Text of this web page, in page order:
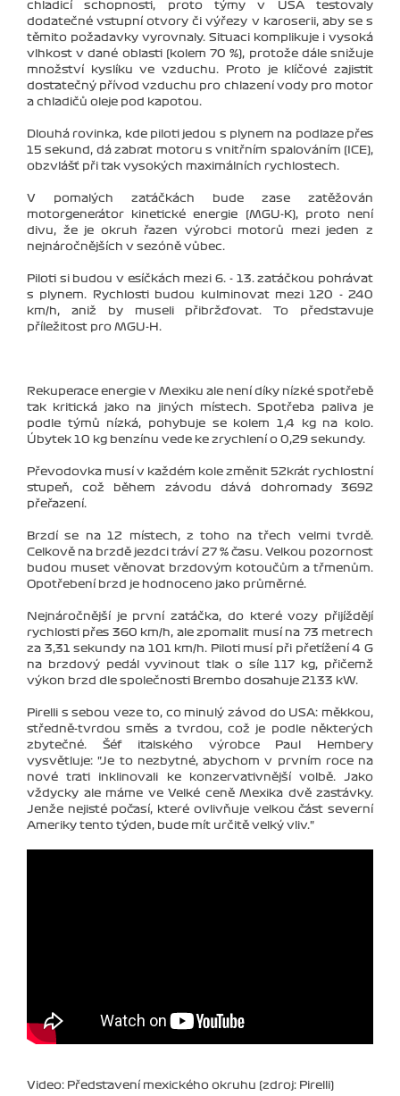
chladicí schopnosti, proto týmy v USA testovaly
dodatečné vstupní otvory či výřezy v karoserii, aby se s
těmito požadavky vyrovnaly. Situaci komplikuje i vysoká
vlhkost v dané oblasti (kolem 70 %), protože dále snižuje
množství kyslíku ve vzduchu. Proto je klíčové zajistit
dostatečný přívod vzduchu pro chlazení vody pro motor
a chladičů oleje pod kapotou.
Dlouhá rovinka, kde piloti jedou s plynem na podlaze přes
15 sekund, dá zabrat motoru s vnitřním spalováním (ICE),
obzvlášť při tak vysokých maximálních rychlostech.
V pomalých zatáčkách bude zase zatěžován
motorgenerátor kinetické energie (MGU-K), proto není
divu, že je okruh řazen výrobci motorů mezi jeden z
nejnáročnějších v sezóně vůbec.
Piloti si budou v esíčkách mezi 6. - 13. zatáčkou pohrávat
s plynem. Rychlosti budou kulminovat mezi 120 - 240
km/h, aniž by museli přibržďovat. To představuje
příležitost pro MGU-H.
Rekuperace energie v Mexiku ale není díky nízké spotřebě
tak kritická jako na jiných místech. Spotřeba paliva je
podle týmů nízká, pohybuje se kolem 1,4 kg na kolo.
Úbytek 10 kg benzínu vede ke zrychlení o 0,29 sekundy.
Převodovka musí v každém kole změnit 52krát rychlostní
stupeň, což během závodu dává dohromady 3692
přeřazení.
Brzdí se na 12 místech, z toho na třech velmi tvrdě.
Celkově na brzdě jezdci tráví 27 % času. Velkou pozornost
budou muset věnovat brzdovým kotoučům a třmenům.
Opotřebení brzd je hodnoceno jako průměrné.
Nejnáročnější je první zatáčka, do které vozy přijíždějí
rychlosti přes 360 km/h, ale zpomalit musí na 73 metrech
za 3,31 sekundy na 101 km/h. Piloti musí při přetížení 4 G
na brzdový pedál vyvinout tlak o síle 117 kg, přičemž
výkon brzd dle společnosti Brembo dosahuje 2133 kW.
Pirelli s sebou veze to, co minulý závod do USA: měkkou,
středně-tvrdou směs a tvrdou, což je podle některých
zbytečné. Šéf italského výrobce Paul Hembery
vysvětluje: "Je to nezbytné, abychom v prvním roce na
nové trati inklinovali ke konzervativnější volbě. Jako
vždycky ale máme ve Velké ceně Mexika dvě zastávky.
Jenže nejisté počasí, které ovlivňuje velkou část severní
Ameriky tento týden, bude mít určitě velký vliv."
Video: Představení mexického okruhu (zdroj: Pirelli)